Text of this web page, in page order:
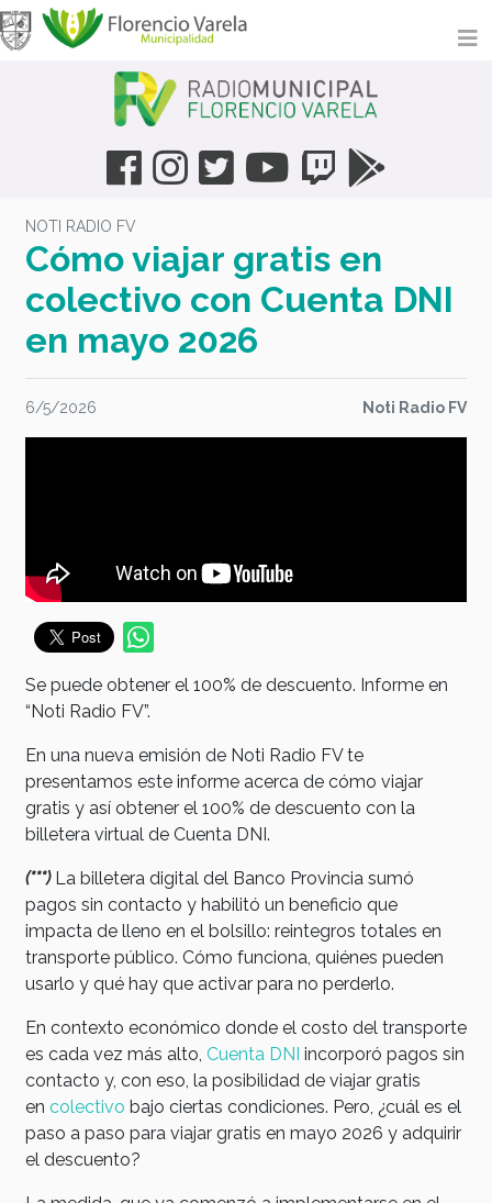
NOTI RADIO FV
Cómo viajar gratis en
colectivo con Cuenta DNI
en mayo 2026
6/5/2026 Noti Radio FV
Se puede obtener el 100% de descuento. Informe en
“Noti Radio FV”.
En una nueva emisión de Noti Radio FV te
presentamos este informe acerca de cómo viajar
gratis y así obtener el 100% de descuento con la
billetera virtual de Cuenta DNI.
(***) La billetera digital del Banco Provincia sumó
pagos sin contacto y habilitó un beneficio que
impacta de lleno en el bolsillo: reintegros totales en
transporte público. Cómo funciona, quiénes pueden
usarlo y qué hay que activar para no perderlo.
En contexto económico donde el costo del transporte
es cada vez más alto, Cuenta DNI incorporó pagos sin
contacto y, con eso, la posibilidad de viajar gratis
en colectivo bajo ciertas condiciones. Pero, ¿cuál es el
paso a paso para viajar gratis en mayo 2026 y adquirir
el descuento?